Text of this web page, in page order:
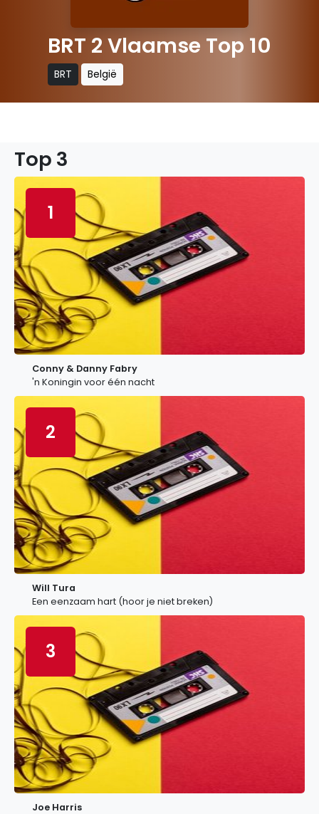
BRT 2 Vlaamse Top 10
BRT België
Top 3
1
Conny & Danny Fabry
'n Koningin voor één nacht
2
Will Tura
Een eenzaam hart (hoor je niet breken)
3
Joe Harris